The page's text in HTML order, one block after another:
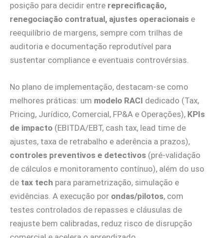
posição para decidir entre reprecificação,
renegociação contratual, ajustes operacionais e
reequilíbrio de margens, sempre com trilhas de
auditoria e documentação reprodutível para
sustentar compliance e eventuais controvérsias.
No plano de implementação, destacam-se como
melhores práticas: um modelo RACI dedicado (Tax,
Pricing, Jurídico, Comercial, FP&A e Operações), KPIs
de impacto (EBITDA/EBT, cash tax, lead time de
ajustes, taxa de retrabalho e aderência a prazos),
controles preventivos e detectivos (pré-validação
de cálculos e monitoramento contínuo), além do uso
de tax tech para parametrização, simulação e
evidências. A execução por ondas/pilotos, com
testes controlados de repasses e cláusulas de
reajuste bem calibradas, reduz risco de disrupção